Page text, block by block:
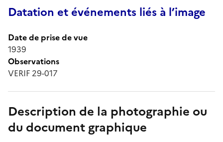
Datation et événements liés à l’image
Date de prise de vue
1939
Observations
VERIF 29-017
Description de la photographie ou
du document graphique